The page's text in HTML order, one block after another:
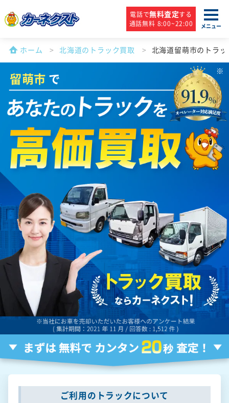
電話で無料査定する
通話無料 8:00~22:00
メニュー
ホーム 北海道のトラック買取 北海道留萌市のトラ
留萌市 で
ご利用のトラックについて